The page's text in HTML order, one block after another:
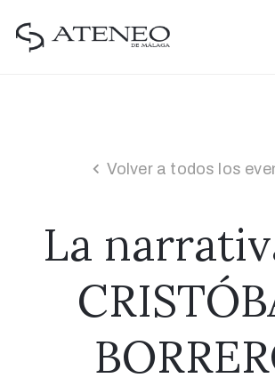
Volver a todos los
La